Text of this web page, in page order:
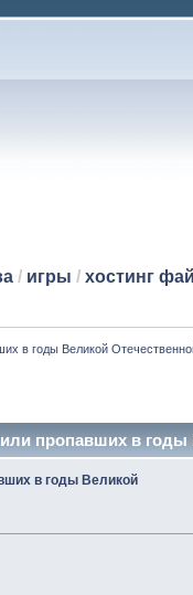
/ игры / хостинг
в годы Великой
пропавших в
в годы Великой